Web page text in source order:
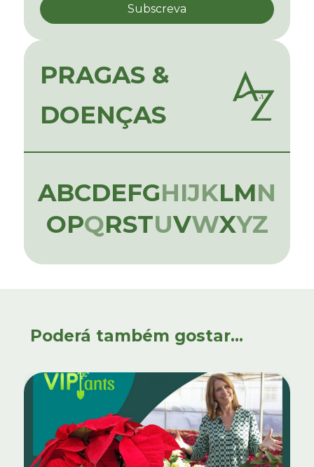
PRAGAS &
DOENÇAS
ABCDEFGHIJKLMN
OPQRSTUVWXYZ
Poderá também gostar...